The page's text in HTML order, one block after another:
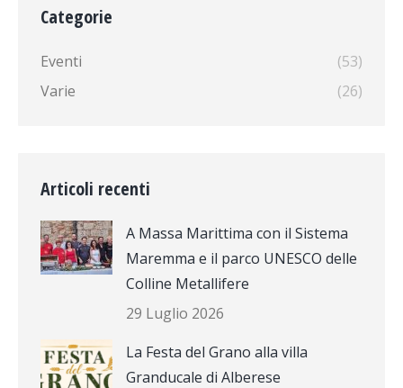
Categorie
Eventi
(53)
Varie
(26)
Articoli recenti
A Massa Marittima con il Sistema
Maremma e il parco UNESCO delle
Colline Metallifere
29 Luglio 2026
La Festa del Grano alla villa
Granducale di Alberese